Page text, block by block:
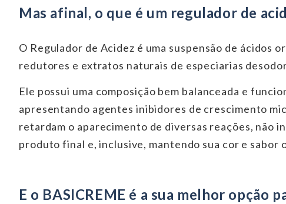
Mas afinal, o que é um regulador de
O Regulador de Acidez é uma suspensão de ácidos
redutores e extratos naturais de especiarias
Ele possui uma composição bem balanceada e
apresentando agentes inibidores de crescimento
retardam o aparecimento de diversas reações,
produto final e, inclusive, mantendo sua cor e sabor
E o BASICREME é a sua melhor opção